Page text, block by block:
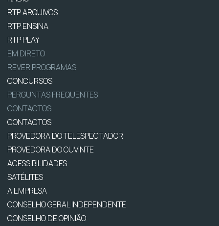
RTP ARQUIVOS
RTP ENSINA
RTP PLAY
EM DIRETO
REVER PROGRAMAS
CONCURSOS
PERGUNTAS FREQUENTES
CONTACTOS
CONTACTOS
PROVEDORA DO TELESPECTADOR
PROVEDORA DO OUVINTE
ACESSIBILIDADES
SATÉLITES
A EMPRESA
CONSELHO GERAL INDEPENDENTE
CONSELHO DE OPINIÃO